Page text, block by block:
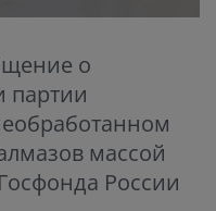
о
партии
массой
России